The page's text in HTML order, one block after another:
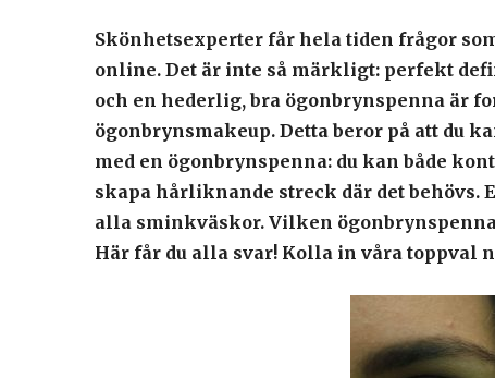
Skönhetsexperter får hela tiden frågor
online. Det är inte så märkligt: perfekt
och en hederlig, bra ögonbrynspenna är
ögonbrynsmakeup. Detta beror på att du
med en ögonbrynspenna: du kan både
skapa hårliknande streck där det behövs.
alla sminkväskor. Vilken
Här får du alla svar! Kolla in våra toppval